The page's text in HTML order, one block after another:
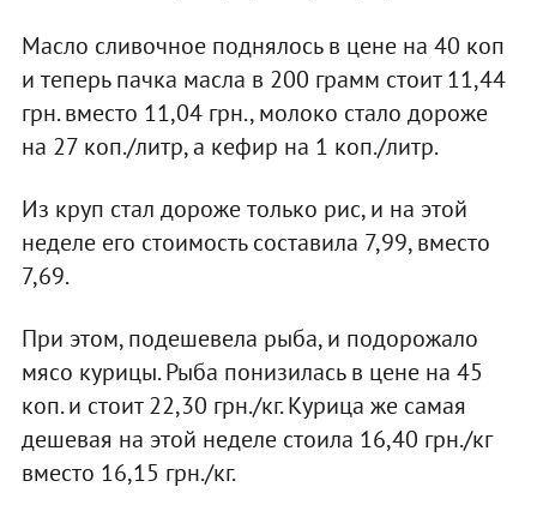
Масло сливочное поднялось в цене на 40 коп
и теперь пачка масла в 200 грамм стоит 11,44
грн. вместо 11,04 грн., молоко стало дороже
на 27 коп./литр, а кефир на 1 коп./литр.
Из круп стал дороже только рис, и на этой
неделе его стоимость составила 7,99, вместо
7,69.
При этом, подешевела рыба, и подорожало
мясо курицы. Рыба понизилась в цене на 45
коп. и стоит 22,30 грн./кг. Курица же самая
дешевая на этой неделе стоила 16,40 грн./кг
вместо 16,15 грн./кг.